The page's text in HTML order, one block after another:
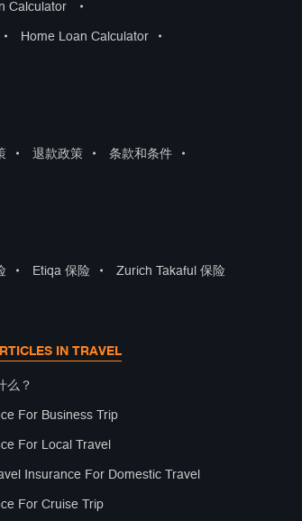
Calculator •
• Home Loan Calculator •
• 退款政策 • 条款和条件 •
• Etiqa 保险 • Zurich Takaful 保险
IN TRAVEL
么？
For Business Trip
For Local Travel
Insurance For Domestic Travel
For Cruise Trip